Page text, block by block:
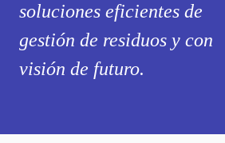
soluciones eficientes de
gestión de residuos y con
visión de futuro.